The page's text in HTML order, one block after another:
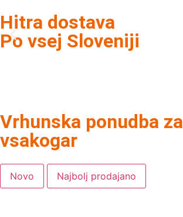
Hitra dostava
Po vsej Sloveniji
Vrhunska ponudba za
vsakogar
Novo Najbolj prodajano